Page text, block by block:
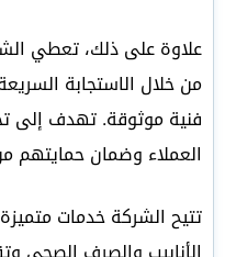
علاوة على ذلك، تعطي
من خلال الاستجابة
فنية موثوقة. تهدف إلى
العملاء وضمان حمايتهم
تتيح الشركة خدمات